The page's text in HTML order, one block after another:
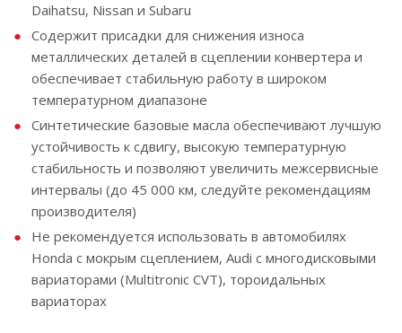
Daihatsu, Nissan и Subaru
Содержит присадки для снижения износа
металлических деталей в сцеплении конвертера и
обеспечивает стабильную работу в широком
температурном диапазоне
Синтетические базовые масла обеспечивают лучшую
устойчивость к сдвигу, высокую температурную
стабильность и позволяют увеличить межсервисные
интервалы (до 45 000 км, следуйте рекомендациям
производителя)
Не рекомендуется использовать в автомобилях
Honda с мокрым сцеплением, Audi с многодисковыми
вариаторами (Multitronic CVT), тороидальных
вариаторах